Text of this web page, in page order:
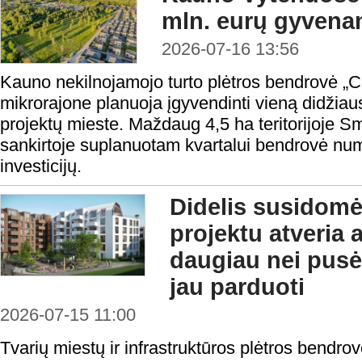
mln. eurų
2026-07-16 13:56
Kauno nekilnojamojo turto plėtros bendrovė
mikrorajone planuoja įgyvendinti vieną
projektų mieste. Maždaug 4,5 ha teritorijoje
sankirtoje suplanuotam kvartalui bendrovė
investicijų.
Didelis
projektu atveria
daugiau nei
jau parduoti
2026-07-15 11:00
Tvarių miestų ir infrastruktūros plėtros